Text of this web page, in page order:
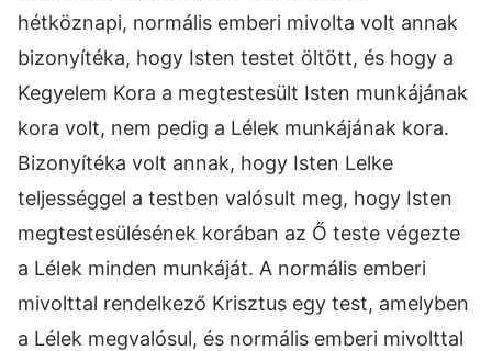
hétköznapi, normális emberi mivolta volt annak
bizonyítéka, hogy Isten testet öltött, és hogy a
Kegyelem Kora a megtestesült Isten munkájának
kora volt, nem pedig a Lélek munkájának kora.
Bizonyítéka volt annak, hogy Isten Lelke
teljességgel a testben valósult meg, hogy Isten
megtestesülésének korában az Ő teste végezte
a Lélek minden munkáját. A normális emberi
mivolttal rendelkező Krisztus egy test, amelyben
a Lélek megvalósul, és normális emberi mivolttal